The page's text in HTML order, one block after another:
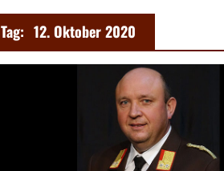
Tag: 12. Oktober 2020